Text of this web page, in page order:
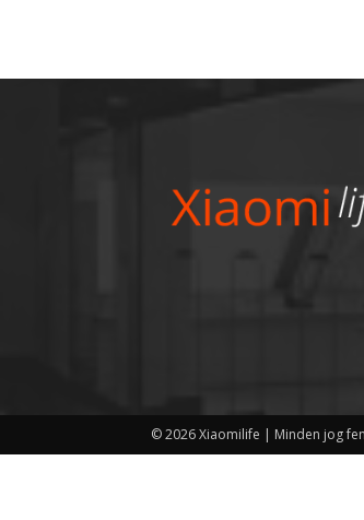
© 2026 Xiaomilife | Minden jog